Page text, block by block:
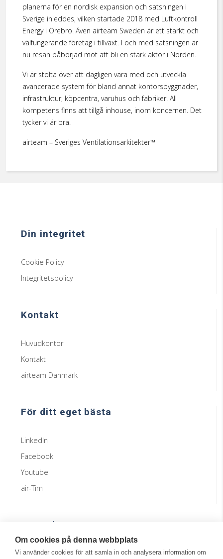
planerna för en nordisk expansion och satsningen i
Sverige inleddes, vilken startade 2018 med Luftkontroll
Energy i Örebro. Även airteam Sweden är ett starkt och
välfungerande företag i tillväxt. I och med satsningen är
nu resan påbörjad mot att bli en stark aktör i Norden.
Vi är stolta över att dagligen vara med och utveckla
avancerade system för bland annat kontorsbyggnader,
infrastruktur, köpcentra, varuhus och fabriker. All
kompetens finns att tillgå inhouse, inom koncernen. Det
tycker vi är bra.
airteam – Sveriges Ventilationsarkitekter™
Din integritet
Cookie Policy
Integritetspolicy
Kontakt
Huvudkontor
Kontakt
airteam Danmark
För ditt eget bästa
LinkedIn
Facebook
Youtube
air-Tim
Samarbeten
Om cookies på denna webbplats
Vi använder cookies för att samla in och analysera information om